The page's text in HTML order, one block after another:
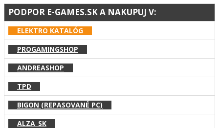
PODPOR E-GAMES.SK A NAKUPUJ V:
ELEKTRO KATALÓG
PROGAMINGSHOP
ANDREASHOP
TPD
BIGON (REPASOVANÉ PC)
ALZA_SK